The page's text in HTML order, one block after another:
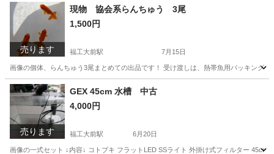
福岡 糟屋郡 福工大前駅 その他
売ります
現物 協会系らんちゅう 3尾
1,500円
福工大前駅 7月15日
画像の個体、らんちゅう3尾まとめての出品です！ 受け渡しは、熱帯魚用パッキング
福岡 糟屋郡 その他
売ります
GEX 45cm 水槽 中古
4,000円
福工大前駅 6月20日
画像の一式セット ↓内容↓ コトブキ フラットLED SSライト 外掛け式フィルター